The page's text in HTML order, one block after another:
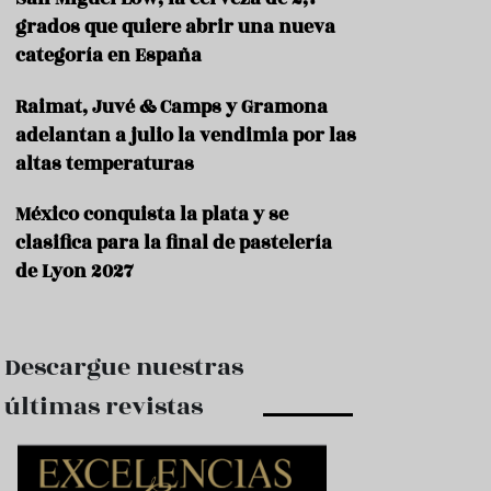
s
r
a
n
F
n
grados que quiere abrir una nueva
categoría en España
Raimat, Juvé & Camps y Gramona
adelantan a julio la vendimia por las
altas temperaturas
México conquista la plata y se
clasifica para la final de pastelería
de Lyon 2027
Descargue nuestras
últimas revistas